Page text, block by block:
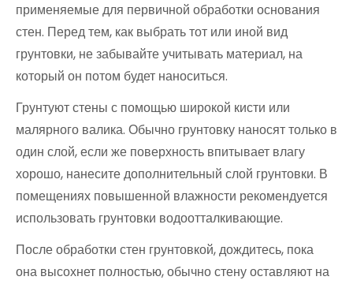
применяемые для первичной обработки основания
стен. Перед тем, как выбрать тот или иной вид
грунтовки, не забывайте учитывать материал, на
который он потом будет наноситься.
Грунтуют стены с помощью широкой кисти или
малярного валика. Обычно грунтовку наносят только в
один слой, если же поверхность впитывает влагу
хорошо, нанесите дополнительный слой грунтовки. В
помещениях повышенной влажности рекомендуется
использовать грунтовки водоотталкивающие.
После обработки стен грунтовкой, дождитесь, пока
она высохнет полностью, обычно стену оставляют на